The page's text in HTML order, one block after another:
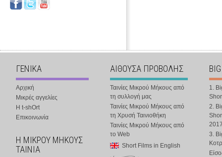
ΓΕΝΙΚΑ
Αρχική
Μικρές αγγελίες
Η t-shOrt
Επικοινωνία
Η ΜΙΚΡΟΥ ΜΗΚΟΥΣ
ΤΑΙΝΙΑ
ΑΙΘΟΥΣΑ ΠΡΟΒΟΛΗΣ
Ταινίες Μικρού Μήκους από
τη συλλογή μας
Ταινίες Μικρού Μήκους από
τη Χρυσή Ταινιοθήκη
Ταινίες Μικρού Μήκους από
το Web
Short Films in English
1.
2.
3.